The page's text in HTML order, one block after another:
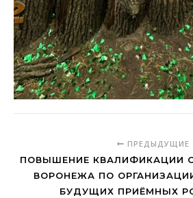
ПРЕДЫДУЩИЕ
ПОВЫШЕНИЕ КВАЛИФИКАЦИИ
ВОРОНЕЖА ПО
БУДУЩИХ ПРИЁМНЫХ